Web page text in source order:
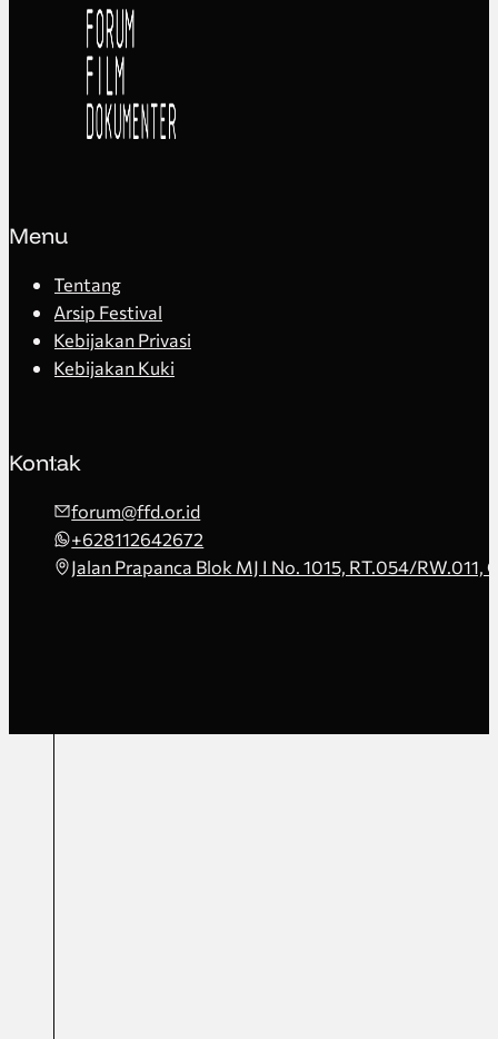
Menu
Tentang
Arsip Festival
Kebijakan Privasi
Kebijakan Kuki
Kontak
forum@ffd.or.id
+628112642672
Jalan Prapanca Blok MJ I No. 1015, RT.054/